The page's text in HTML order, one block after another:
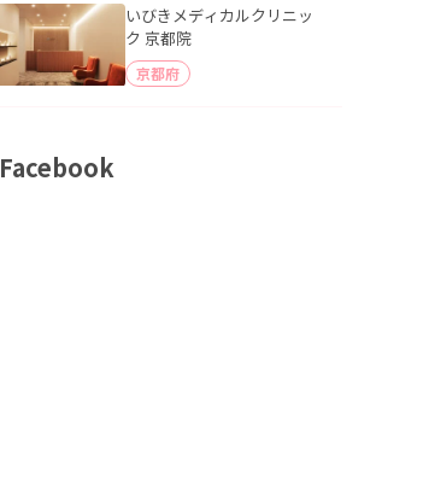
いびきメディカルクリニッ
ク 京都院
京都府
Facebook